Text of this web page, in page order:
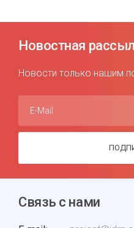
Новостная
Новости только нашим
E-Mail
Связь с нами